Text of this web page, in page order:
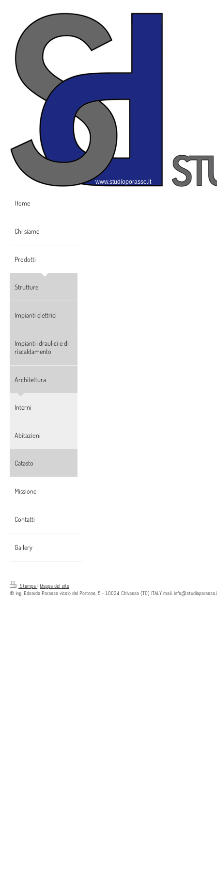
www.studioporasso.it
Home
Chi siamo
Prodotti
Strutture
Impianti elettrici
Impianti idraulici e di
riscaldamento
Architettura
Interni
Abitazioni
Catasto
Missione
Contatti
Gallery
Stampa | Mappa del sito
© ing. Edoardo Porasso vicolo del Portone, 5 - 10034 Chivasso (TO) ITALY mail.